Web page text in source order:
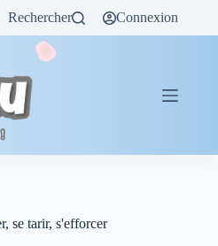
Rechercher Connexion
se tarir, s'efforcer